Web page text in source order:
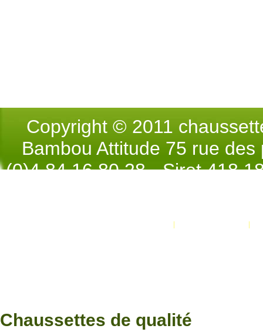
Copyright © 2011
Bambou Attitude 75 rue
(0)4.84.16.80.28 - Siret 418
Chaussettes de qualité